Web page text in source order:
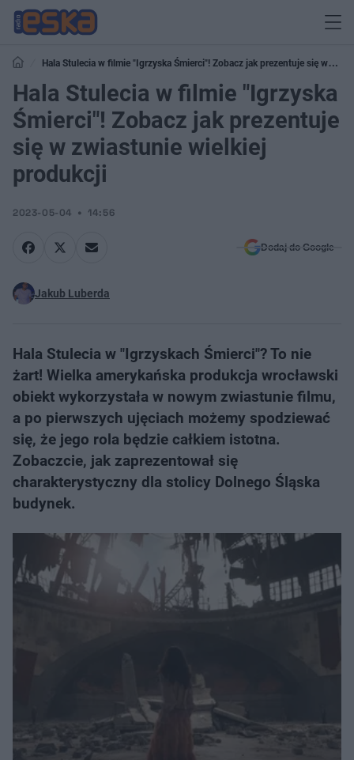
Hala Stulecia w filmie "Igrzyska Śmierci"! Zobacz jak prezentuje się w
zwiastunie wielkiej produkcji
Hala Stulecia w filmie "Igrzyska
Śmierci"! Zobacz jak prezentuje
się w zwiastunie wielkiej
produkcji
2023-05-04 14:56
Dodaj do Google
Jakub Luberda
Hala Stulecia w "Igrzyskach Śmierci"? To nie
żart! Wielka amerykańska produkcja wrocławski
obiekt wykorzystała w nowym zwiastunie filmu,
a po pierwszych ujęciach możemy spodziewać
się, że jego rola będzie całkiem istotna.
Zobaczcie, jak zaprezentował się
charakterystyczny dla stolicy Dolnego Śląska
budynek.